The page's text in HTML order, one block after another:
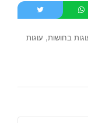
בחושות, עוגות